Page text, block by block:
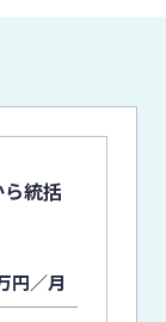
統括
円／月